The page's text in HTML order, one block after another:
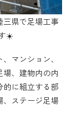
三県で足場工事
☀️
マンション、
場、建物内の内
に組立する部
、ステージ足場